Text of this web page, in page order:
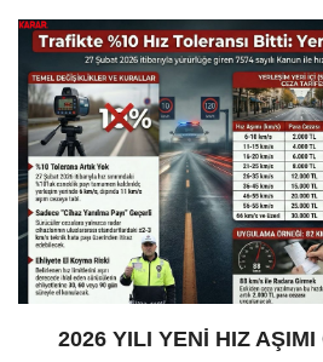
2026 YILI YENİ HIZ AŞIMI